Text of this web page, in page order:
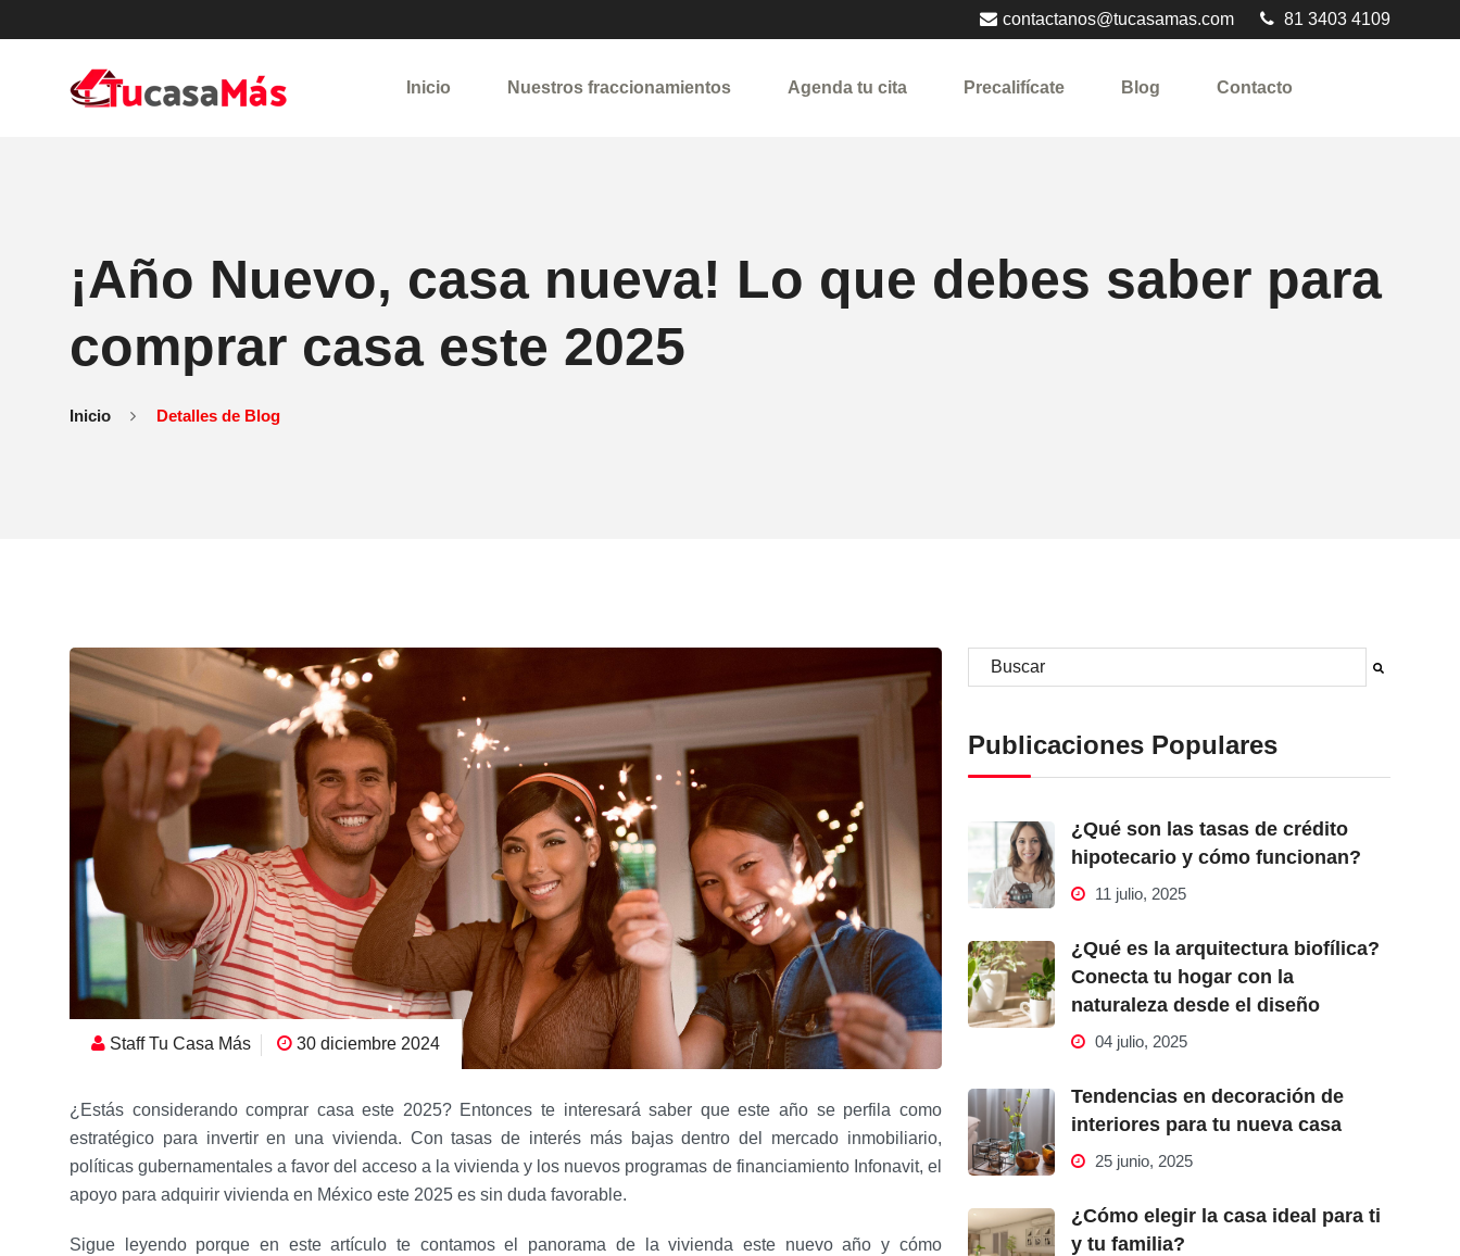
contactanos@tucasamas.com 81 3403 4109
Inicio Nuestros fraccionamientos Agenda tu cita Precalifícate Blog Contacto
¡Año Nuevo, casa nueva! Lo que debes saber para
comprar casa este 2025
Inicio Detalles de Blog
Staff Tu Casa Más 30 diciembre 2024
¿Estás considerando comprar casa este 2025? Entonces te interesará saber que este año se perfila como
estratégico para invertir en una vivienda. Con tasas de interés más bajas dentro del mercado inmobiliario,
políticas gubernamentales a favor del acceso a la vivienda y los nuevos programas de financiamiento Infonavit, el
apoyo para adquirir vivienda en México este 2025 es sin duda favorable.
Sigue leyendo porque en este artículo te contamos el panorama de la vivienda este nuevo año y cómo
Este es un campo de búsqueda con una función de sugerencia
Publicaciones Populares
¿Qué son las tasas de crédito
hipotecario y cómo funcionan?
11 julio, 2025
¿Qué es la arquitectura biofílica?
Conecta tu hogar con la
naturaleza desde el diseño
04 julio, 2025
Tendencias en decoración de
interiores para tu nueva casa
25 junio, 2025
¿Cómo elegir la casa ideal para ti
y tu familia?